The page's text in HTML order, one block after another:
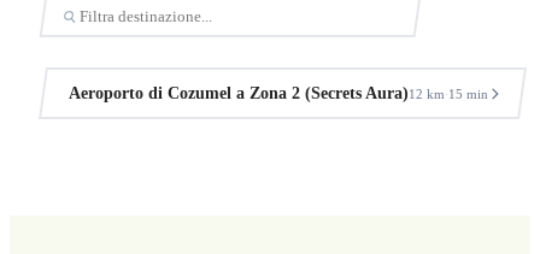
Aeroporto di Cozumel a Zona 2 (Secrets Aura)12 km·15 min